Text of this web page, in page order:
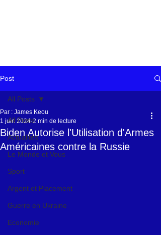
Post
All Posts
Actualités
Le Monde et Vous
Sport
Argent et Placement
Guerre en Ukraine
Economie
All Posts
Biden Autorise l'Utilisation d'Armes
Américaines contre la Russie
Par : James Keou
1 juin 2024 2 min de lecture